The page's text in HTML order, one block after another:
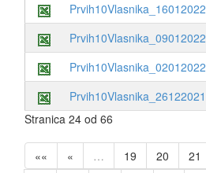
Prvih10Vlasnika_16012022
Prvih10Vlasnika_09012022
Prvih10Vlasnika_02012022
Prvih10Vlasnika_26122021
Stranica 24 od 66
«« « … 19 20 21